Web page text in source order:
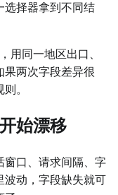
选择器拿到不同结
用同一地区出口、
果两次字段差异很
。
始漂移
窗口、请求间隔、字
波动，字段缺失就可